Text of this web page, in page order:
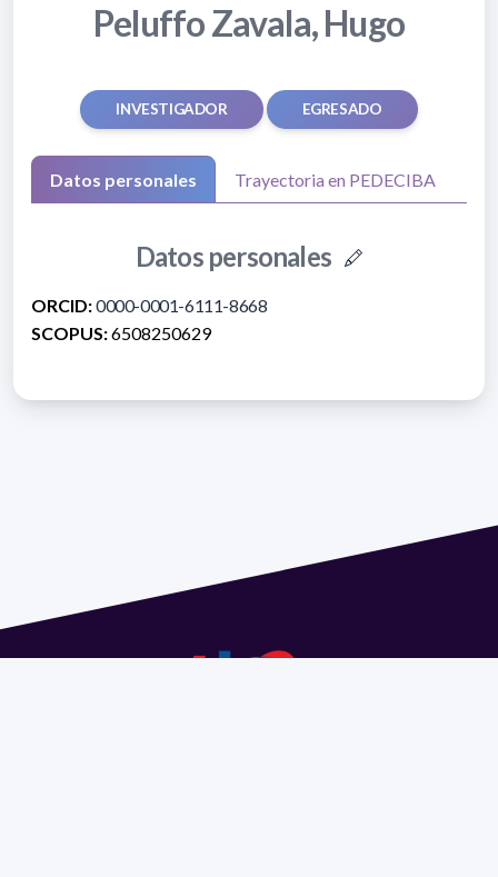
Peluffo Zavala, Hugo
INVESTIGADOR EGRESADO
Datos personales Trayectoria en PEDECIBA
Datos personales
ORCID:0000-0001-6111-8668
SCOPUS:6508250629